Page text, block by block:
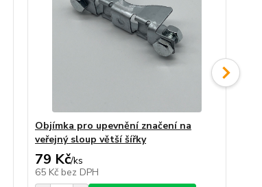
Objímka pro upevnění značení na
veřejný sloup větší šířky
79 Kč/ks
65 Kč bez DPH